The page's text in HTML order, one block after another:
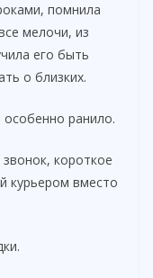
помнила
мелочи, из
его быть
о близких.
ранило.
короткое
курьером вместо